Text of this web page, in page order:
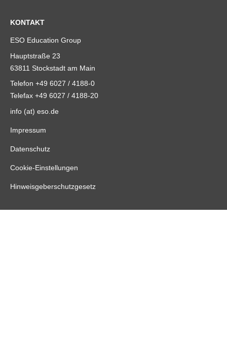
KONTAKT
ESO Education Group
Hauptstraße 23
63811 Stockstadt am Main
Telefon +49 6027 / 4188-0
Telefax +49 6027 / 4188-20
info (at) eso.de
Impressum
Datenschutz
Cookie-Einstellungen
Hinweisgeberschutzgesetz